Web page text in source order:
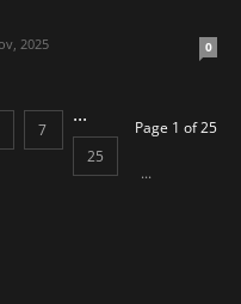
2025 0
Page 1 of 25
7
...
25
...